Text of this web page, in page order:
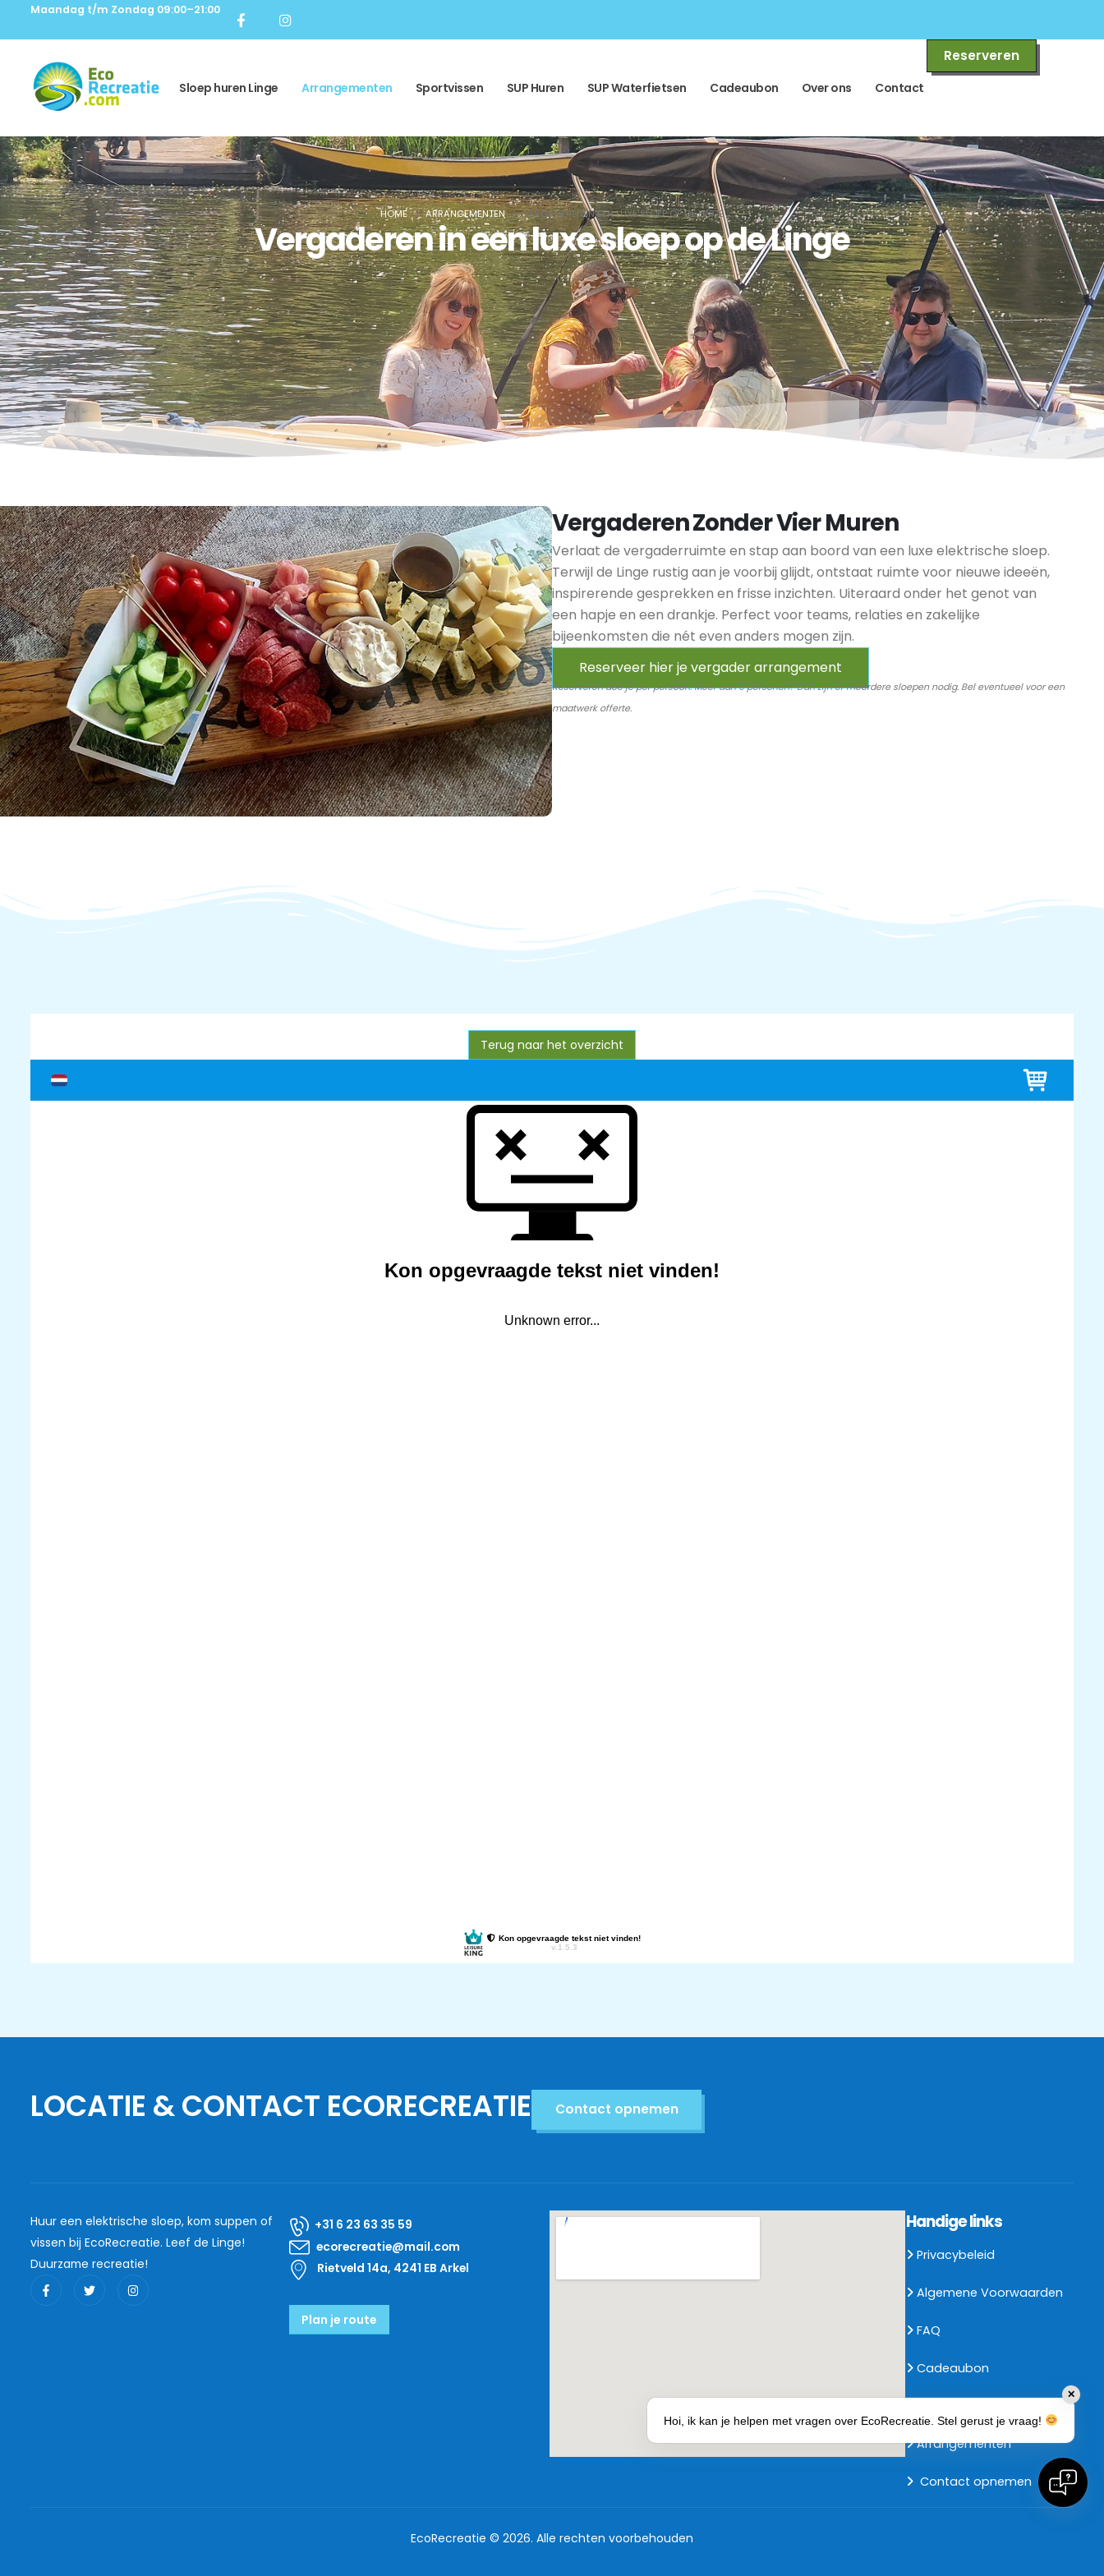
Maandag t/m Zondag 09:00–21:00
Sloep huren Linge Arrangementen Sportvissen SUP Huren SUP Waterfietsen Cadeaubon Over ons Contact
Reserveren
HOME ARRANGEMENTEN VERGADEREN IN EEN LUXE SLOEP OP DE LINGE
Vergaderen in een luxe sloep op de Linge
Vergaderen Zonder Vier Muren
Verlaat de vergaderruimte en stap aan boord van een luxe elektrische sloep.
Terwijl de Linge rustig aan je voorbij glijdt, ontstaat ruimte voor nieuwe ideeën,
inspirerende gesprekken en frisse inzichten. Uiteraard onder het genot van
een hapje en een drankje. Perfect voor teams, relaties en zakelijke
bijeenkomsten die nét even anders mogen zijn.
Reserveer hier je vergader arrangement
Reserveren doe je per persoon. Meer dan 9 personen? Dan zijn er meerdere sloepen nodig. Bel eventueel voor een
maatwerk offerte.
Terug naar het overzicht
LOCATIE & CONTACT ECORECREATIE Contact opnemen
Huur een elektrische sloep, kom suppen of
vissen bij EcoRecreatie. Leef de Linge!
Duurzame recreatie!
+31 6 23 63 35 59
ecorecreatie@mail.com
Rietveld 14a, 4241 EB Arkel
Plan je route
Handige links
Privacybeleid
Algemene Voorwaarden
FAQ
Cadeaubon
Arrangementen
Contact opnemen
EcoRecreatie © 2026. Alle rechten voorbehouden
✕
Hoi, ik kan je helpen met vragen over EcoRecreatie. Stel gerust je vraag!